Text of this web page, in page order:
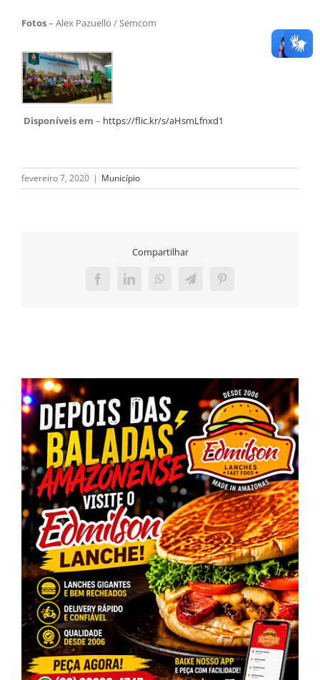
Fotos– Alex Pazuello / Semcom
Disponíveis em – https://flic.kr/s/aHsmLfnxd1
fevereiro 7, 2020 | Município
Compartilhar
FacebookLinkedInWhatsAppTelegramPinterest